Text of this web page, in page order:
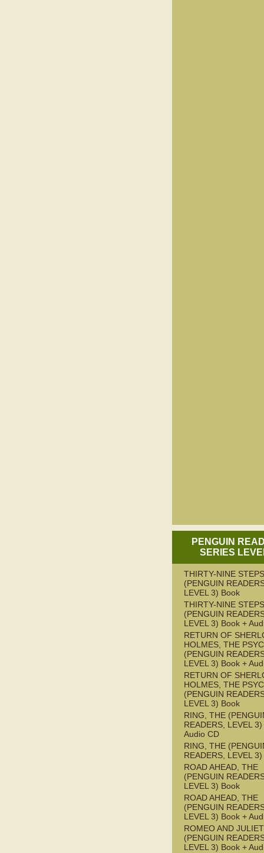
PENGUIN
SERIES
THIRTY-NINE
(PENGUIN
LEVEL 3) Book
THIRTY-NINE
(PENGUIN
LEVEL 3) Book +
RETURN OF
HOLMES, THE
(PENGUIN
LEVEL 3) Book +
RETURN OF
HOLMES, THE
(PENGUIN
LEVEL 3) Book
RING, THE
READERS, LEVEL
Audio CD
RING, THE
READERS, LEVEL
ROAD AHEAD, THE
(PENGUIN
LEVEL 3) Book
ROAD AHEAD, THE
(PENGUIN
LEVEL 3) Book +
ROMEO AND JULIET
(PENGUIN
LEVEL 3) Book +